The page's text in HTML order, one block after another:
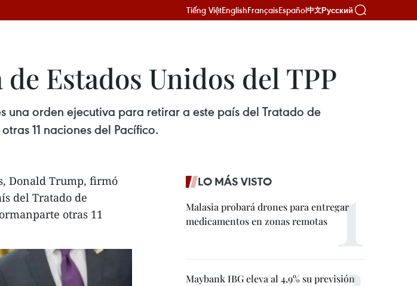
Tiếng ViệtEnglishFrançaisEspañol中文Русский
Estados Unidos del TPP
una orden ejecutiva para retirar a este país del Tratado de
11 naciones del Pacífico.
Donald Trump, firmó
del Tratado de
otras 11
LO MÁS VISTO
Malasia probará drones para entregar
medicamentos en zonas remotas
Maybank IBG eleva al 4,9% su previsión